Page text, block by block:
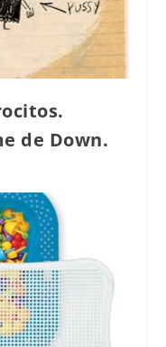
de Down.